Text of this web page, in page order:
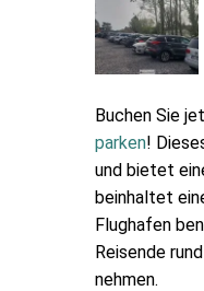
Buchen Sie
parken!
und bietet
beinhaltet
Flughafen
Reisende
nehmen.